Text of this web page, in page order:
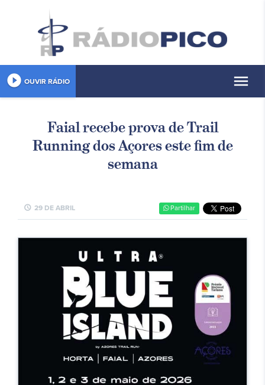
play_circle_filled OUVIR RÁDIO menu
Faial recebe prova de Trail
Running dos Açores este fim de
semana
schedule 29 DE ABRIL Partilhar